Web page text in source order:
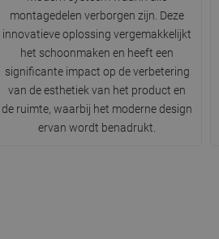
montagedelen verborgen zijn. Deze
innovatieve oplossing vergemakkelijkt
het schoonmaken en heeft een
significante impact op de verbetering
van de esthetiek van het product en
de ruimte, waarbij het moderne design
ervan wordt benadrukt.